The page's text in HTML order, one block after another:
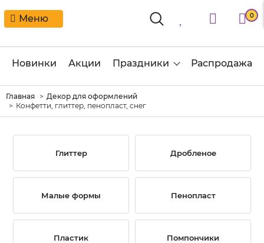
Меню 0
Новинки Акции Праздники Распродажа
Главная
Декор для оформлений
Конфетти, глиттер, пенопласт, снег
Глиттер Дробленое
Малые формы Пенопласт
Пластик Помпончики